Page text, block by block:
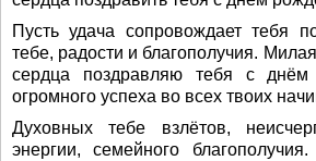
Пусть удача сопровождает тебя
тебе, радости и благополучия.
сердца поздравляю тебя с
огромного успеха во всех твоих
Духовных тебе взлётов,
энергии, семейного